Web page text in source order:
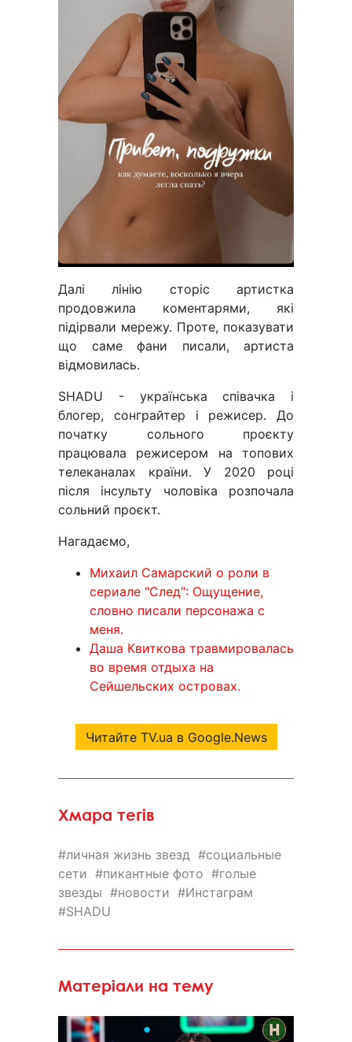
Далі лінію сторіс артистка
продовжила коментарями, які
підірвали мережу. Проте, показувати
що саме фани писали, артиста
відмовилась.
SHADU - українська співачка і
блогер, сонграйтер і режисер. До
початку сольного проєкту
працювала режисером на топових
телеканалах країни. У 2020 році
після інсульту чоловіка розпочала
сольний проєкт.
Нагадаємо,
Михаил Самарский о роли в
сериале "След": Ощущение,
словно писали персонажа с
меня.
Даша Квиткова травмировалась
во время отдыха на
Сейшельских островах.
Читайте TV.ua в Google.News
Хмара тегів
личная жизнь звезд
социальные
сети
пикантные фото
голые
звезды
новости
Инстаграм
SHADU
Матеріали на тему